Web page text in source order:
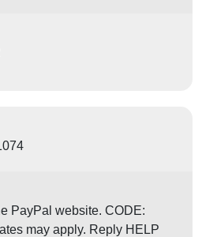
PayPal website. CODE:
may apply. Reply HELP